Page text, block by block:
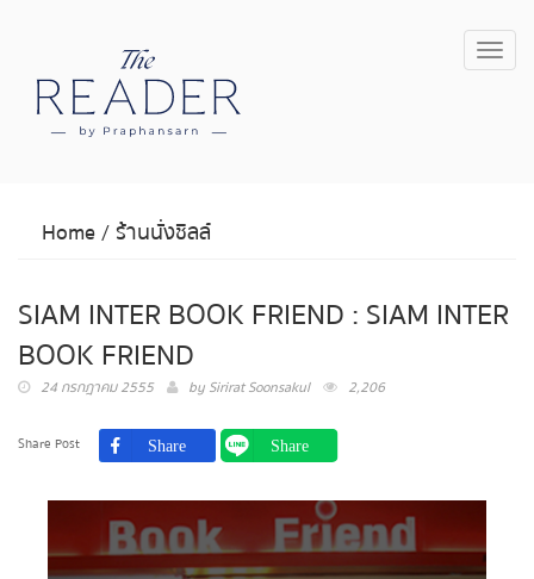
Home/ร้านนั่งชิลล์
SIAM INTER BOOK FRIEND : SIAM INTER
BOOK FRIEND
24 กรกฎาคม 2555 by Sirirat Soonsakul 2,206
Share Post